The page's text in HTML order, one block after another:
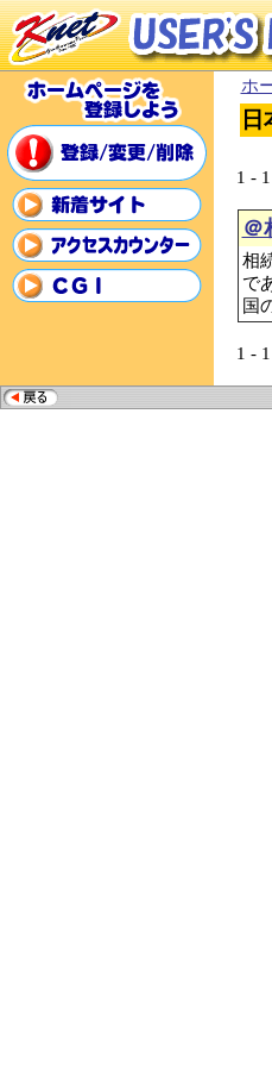
ホ
1 - 1
＠
相
で
国
1 - 1